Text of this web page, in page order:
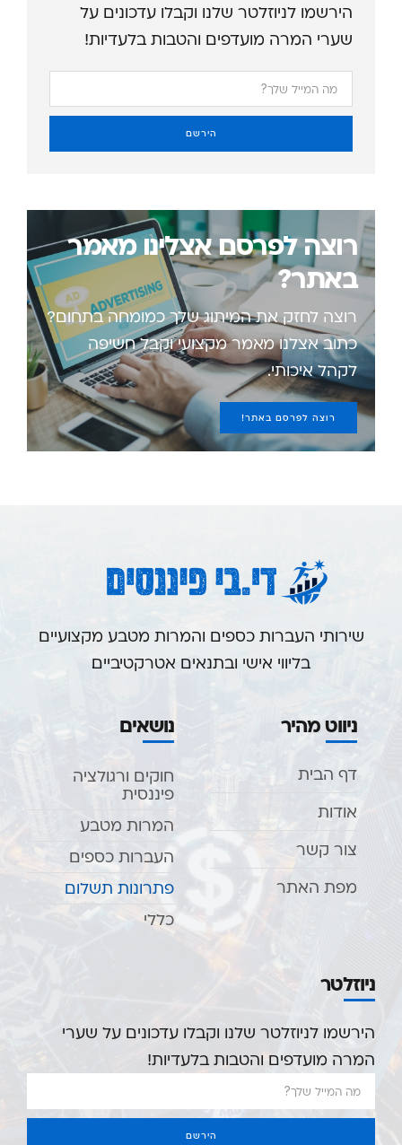
הירשמו לניוזלטר שלנו וקבלו עדכונים על
שערי המרה מועדפים והטבות בלעדיות!
הירשם
רוצה לפרסם אצלינו מאמר
באתר?
רוצה לחזק את המיתוג שלך כמומחה בתחום?
כתוב אצלנו מאמר מקצועי וקבל חשיפה
לקהל איכותי.
רוצה לפרסם באתר!
שירותי העברות כספים והמרות מטבע מקצועיים
בליווי אישי ובתנאים אטרקטיביים.
ניווט מהיר
דף הבית
אודות
צור קשר
מפת האתר
נושאים
חוקים ורגולציה
פיננסית
המרות מטבע
העברות כספים
פתרונות תשלום
כללי
ניוזלטר
הירשמו לניוזלטר שלנו וקבלו עדכונים על שערי
המרה מועדפים והטבות בלעדיות!
הירשם